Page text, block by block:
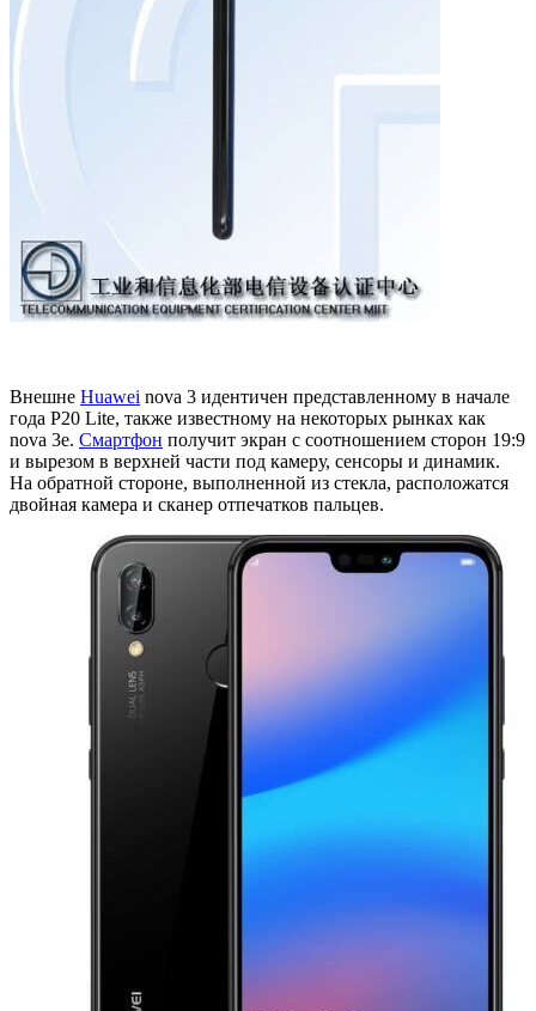
Внешне Huawei nova 3 идентичен представленному в начале
года P20 Lite, также известному на некоторых рынках как
nova 3e. Смартфон получит экран с соотношением сторон 19:9
и вырезом в верхней части под камеру, сенсоры и динамик.
На обратной стороне, выполненной из стекла, расположатся
двойная камера и сканер отпечатков пальцев.